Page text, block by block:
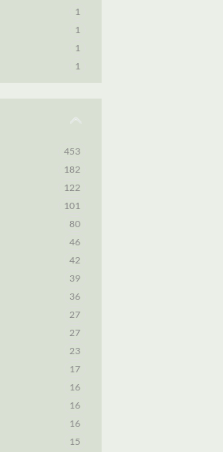
1
1
1
1
453
182
122
101
80
46
42
39
36
27
27
23
17
16
16
16
15